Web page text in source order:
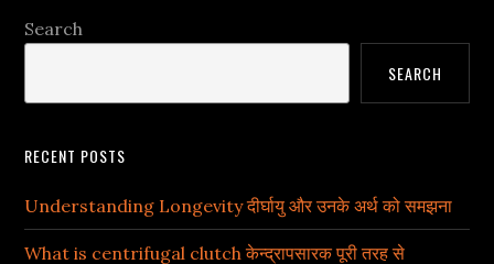
Search
SEARCH
RECENT POSTS
Understanding Longevity दीर्घायु और उनके अर्थ को समझना
What is centrifugal clutch केन्द्रापसारक पूरी तरह से